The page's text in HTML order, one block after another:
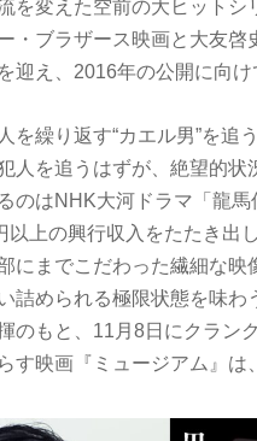
を変えた空前の大ヒット
・ブラザース映画と大友
迎え、2016年の公開に向
を繰り返す“カエル男”を追
人を追うはずが、絶望的状
のはNHK大河ドラマ「龍
以上の興行収入をたたき出
にまでこだわった繊細な
詰められる極限状態を味わ
のもと、11月8日にクラン
す映画『ミュージアム』は